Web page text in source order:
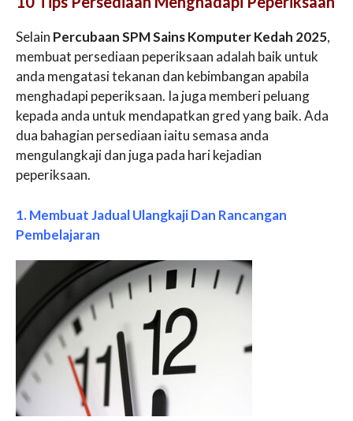
Selain Percubaan SPM Sains Komputer Kedah 2025,
membuat persediaan peperiksaan adalah baik untuk
anda mengatasi tekanan dan kebimbangan apabila
menghadapi peperiksaan. Ia juga memberi peluang
kepada anda untuk mendapatkan gred yang baik. Ada
dua bahagian persediaan iaitu semasa anda
mengulangkaji dan juga pada hari kejadian
peperiksaan.
1. Membuat Jadual Ulangkaji Dan Rancangan
Pembelajaran